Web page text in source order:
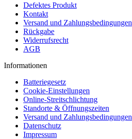
Defektes Produkt
Kontakt
Versand und Zahlungsbedingungen
Rückgabe
Widerrufsrecht
AGB
Informationen
Batteriegesetz
Cookie-Einstellungen
Online-Streitschlichtung
Standorte & Öffnungszeiten
Versand und Zahlungsbedingungen
Datenschutz
Impressum